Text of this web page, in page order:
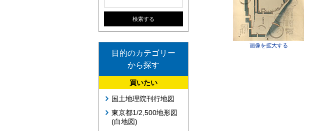
目的のカテゴリー
から探す
買いたい
国土地理院刊行地図
東京都1/2,500地形図
(白地図)
画像を拡大する